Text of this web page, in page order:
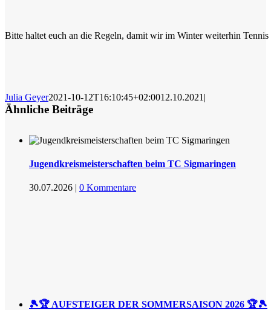
Bitte haltet euch an die Regeln, damit wir im Winter weiterhin Tennis
Julia Geyer2021-10-12T16:10:45+02:0012.10.2021 |
Ähnliche Beiträge
Jugendkreismeisterschaften beim TC Sigmaringen
30.07.2026 | 0 Kommentare
🎾🏆 AUFSTEIGER DER SOMMERSAISON 2026 🏆🎾